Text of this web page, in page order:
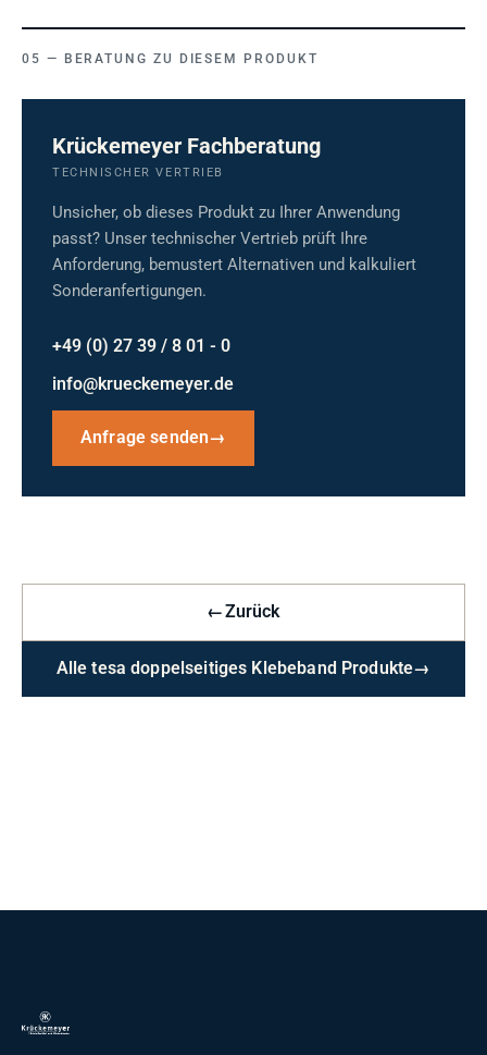
BERATUNG ZU DIESEM PRODUKT
Krückemeyer Fachberatung
TECHNISCHER VERTRIEB
Unsicher, ob dieses Produkt zu Ihrer Anwendung
passt? Unser technischer Vertrieb prüft Ihre
Anforderung, bemustert Alternativen und kalkuliert
Sonderanfertigungen.
+49 (0) 27 39 / 8 01 - 0
info@krueckemeyer.de
Anfrage senden→
←Zurück
Alle tesa doppelseitiges Klebeband Produkte→